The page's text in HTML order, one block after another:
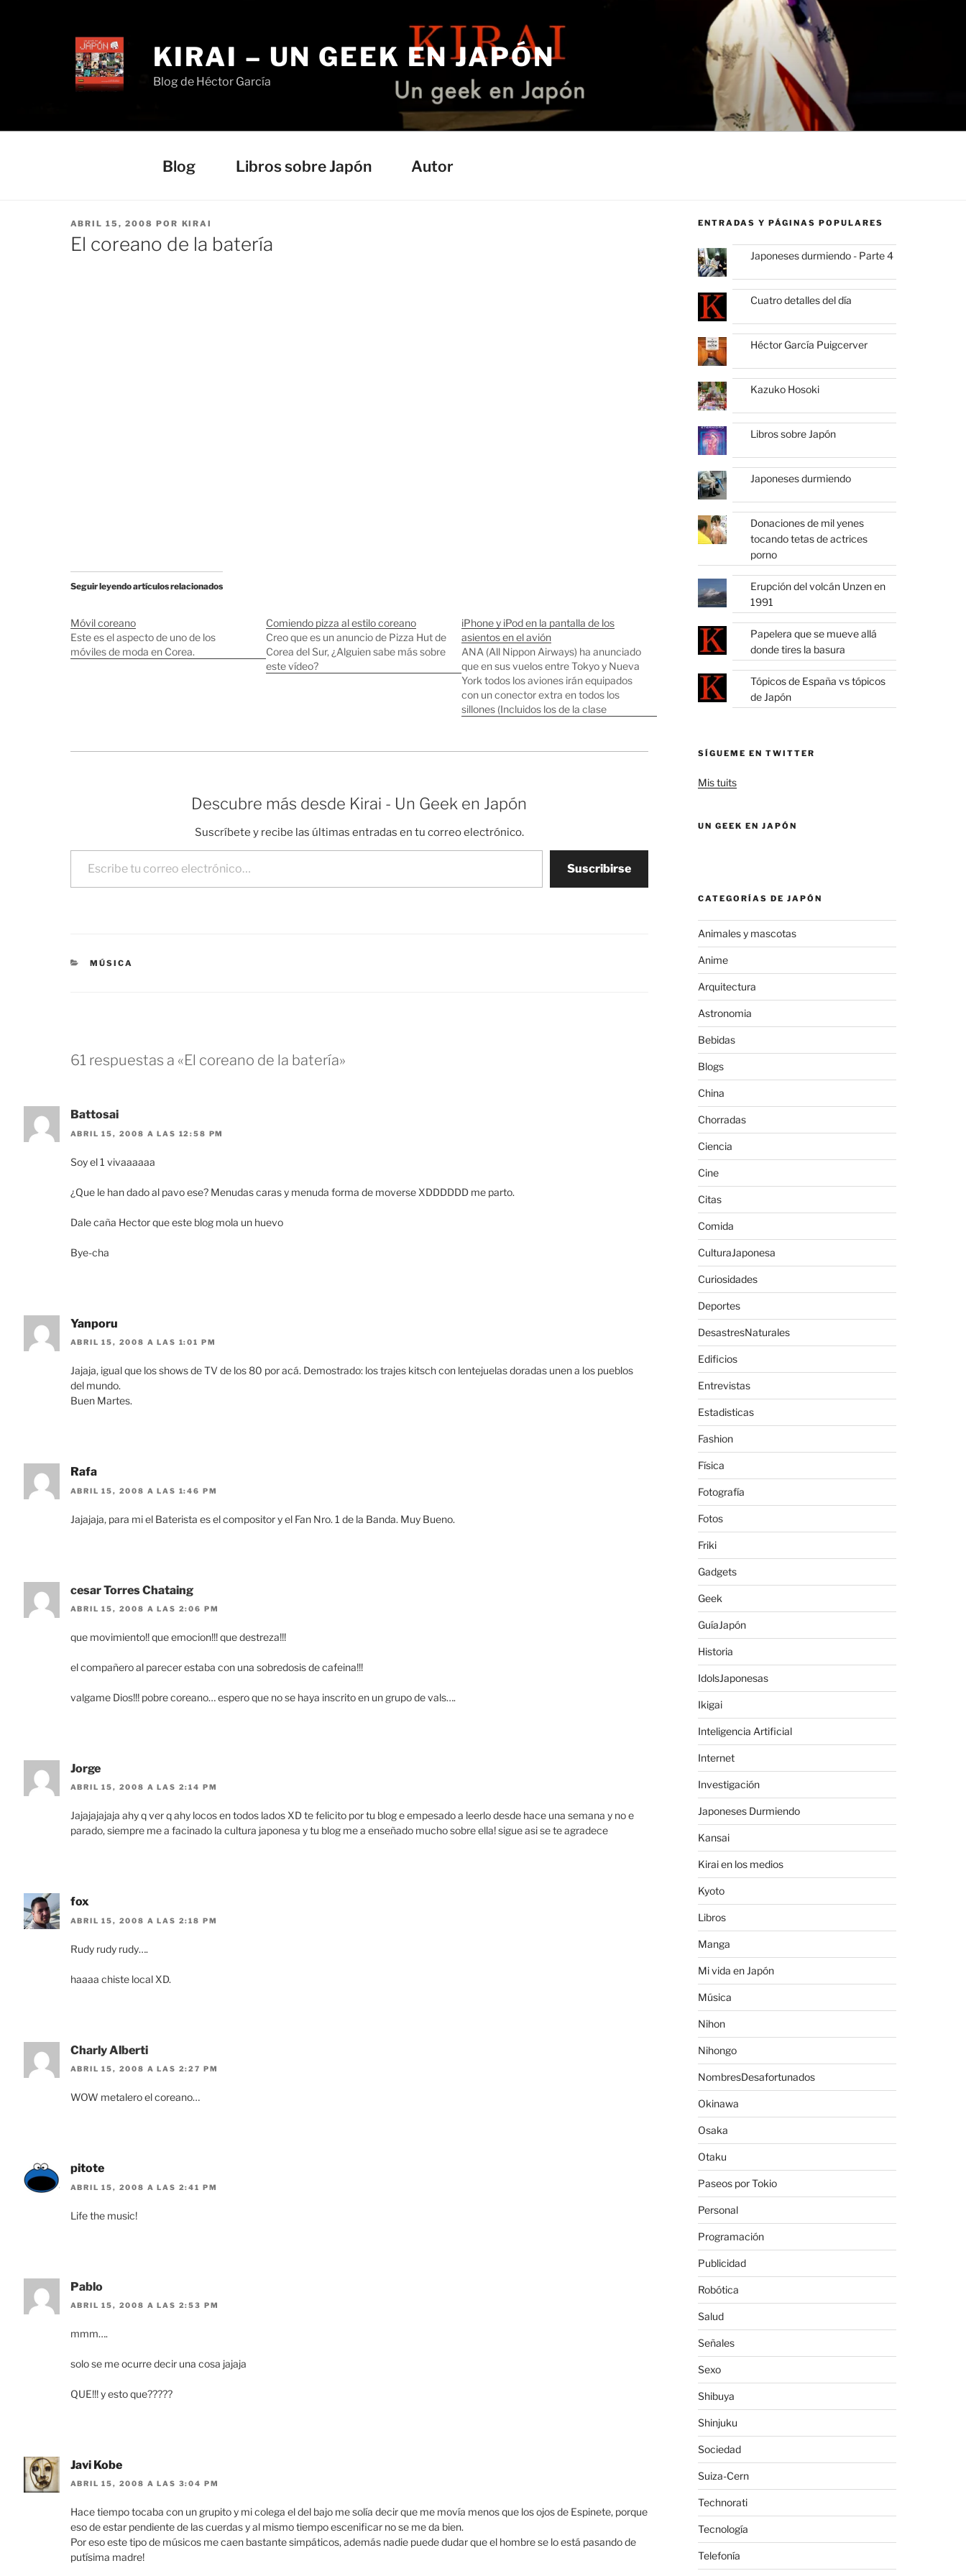
KIRAI – UN GEEK EN JAPÓN
Blog de Héctor García
Blog Libros sobre Japón Autor
PUBLICADO
EL
ABRIL 15, 2008 POR KIRAI
El coreano de la batería
Seguir leyendo artículos relacionados
Móvil coreano
Este es el aspecto de uno de los
móviles de moda en Corea.
Comiendo pizza al estilo coreano
Creo que es un anuncio de Pizza Hut de
Corea del Sur, ¿Alguien sabe más sobre
este vídeo?
iPhone y iPod en la pantalla de los
asientos en el avión
ANA (All Nippon Airways) ha anunciado
que en sus vuelos entre Tokyo y Nueva
York todos los aviones irán equipados
con un conector extra en todos los
sillones (Incluidos los de la clase
para recargar la batería, escuchar…
Descubre más desde Kirai - Un Geek en Japón
Suscríbete y recibe las últimas entradas en tu correo electrónico.
Escribe tu correo electrónico…
Suscribirse
CATEGORÍAS
MÚSICA
61 respuestas a «El coreano de la batería»
Battosai
ABRIL 15, 2008 A LAS 12:58 PM
Soy el 1 vivaaaaaa
¿Que le han dado al pavo ese? Menudas caras y menuda forma de moverse XDDDDDD me parto.
Dale caña Hector que este blog mola un huevo
Bye-cha
Yanporu
ABRIL 15, 2008 A LAS 1:01 PM
Jajaja, igual que los shows de TV de los 80 por acá. Demostrado: los trajes kitsch con lentejuelas doradas unen a los pueblos
del mundo.
Buen Martes.
Rafa
ABRIL 15, 2008 A LAS 1:46 PM
Jajajaja, para mi el Baterista es el compositor y el Fan Nro. 1 de la Banda. Muy Bueno.
cesar Torres Chataing
ABRIL 15, 2008 A LAS 2:06 PM
que movimiento!! que emocion!!! que destreza!!!
el compañero al parecer estaba con una sobredosis de cafeina!!!
valgame Dios!!! pobre coreano… espero que no se haya inscrito en un grupo de vals….
Jorge
ABRIL 15, 2008 A LAS 2:14 PM
Jajajajajaja ahy q ver q ahy locos en todos lados XD te felicito por tu blog e empesado a leerlo desde hace una semana y no e
parado, siempre me a facinado la cultura japonesa y tu blog me a enseñado mucho sobre ella! sigue asi se te agradece
fox
ABRIL 15, 2008 A LAS 2:18 PM
Rudy rudy rudy….
haaaa chiste local XD.
Charly Alberti
ABRIL 15, 2008 A LAS 2:27 PM
WOW metalero el coreano…
pitote
ABRIL 15, 2008 A LAS 2:41 PM
Life the music!
Pablo
ABRIL 15, 2008 A LAS 2:53 PM
mmm….
solo se me ocurre decir una cosa jajaja
QUE!!! y esto que?????
Javi Kobe
ABRIL 15, 2008 A LAS 3:04 PM
Hace tiempo tocaba con un grupito y mi colega el del bajo me solía decir que me movía menos que los ojos de Espinete, porque
eso de estar pendiente de las cuerdas y al mismo tiempo escenificar no se me da bien.
Por eso este tipo de músicos me caen bastante simpáticos, además nadie puede dudar que el hombre se lo está pasando de
putísima madre!
ENTRADAS Y PÁGINAS POPULARES
Japoneses durmiendo - Parte 4
Cuatro detalles del día
Héctor García Puigcerver
Kazuko Hosoki
Libros sobre Japón
Japoneses durmiendo
Donaciones de mil yenes
tocando tetas de actrices
porno
Erupción del volcán Unzen en
1991
Papelera que se mueve allá
donde tires la basura
Tópicos de España vs tópicos
de Japón
SÍGUEME EN TWITTER
Mis tuits
UN GEEK EN JAPÓN
CATEGORÍAS DE JAPÓN
Animales y mascotas
Anime
Arquitectura
Astronomia
Bebidas
Blogs
China
Chorradas
Ciencia
Cine
Citas
Comida
CulturaJaponesa
Curiosidades
Deportes
DesastresNaturales
Edificios
Entrevistas
Estadisticas
Fashion
Física
Fotografía
Fotos
Friki
Gadgets
Geek
GuíaJapón
Historia
IdolsJaponesas
Ikigai
Inteligencia Artificial
Internet
Investigación
Japoneses Durmiendo
Kansai
Kirai en los medios
Kyoto
Libros
Manga
Mi vida en Japón
Música
Nihon
Nihongo
NombresDesafortunados
Okinawa
Osaka
Otaku
Paseos por Tokio
Personal
Programación
Publicidad
Robótica
Salud
Señales
Sexo
Shibuya
Shinjuku
Sociedad
Suiza-Cern
Technorati
Tecnología
Telefonía